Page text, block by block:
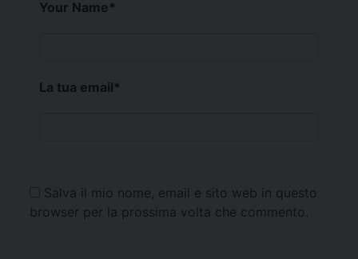
Your Name*
La tua email*
Salva il mio nome, email e sito web in questo
browser per la prossima volta che commento.